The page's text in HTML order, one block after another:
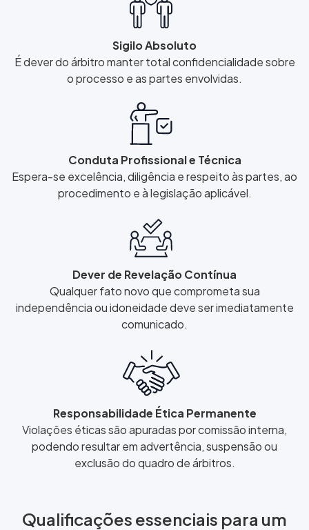
Sigilo Absoluto
É dever do árbitro manter total confidencialidade sobre
o processo e as partes envolvidas.
Conduta Profissional e Técnica
Espera-se excelência, diligência e respeito às partes, ao
procedimento e à legislação aplicável.
Dever de Revelação Contínua
Qualquer fato novo que comprometa sua
independência ou idoneidade deve ser imediatamente
comunicado.
Responsabilidade Ética Permanente
Violações éticas são apuradas por comissão interna,
podendo resultar em advertência, suspensão ou
exclusão do quadro de árbitros.
Qualificações essenciais para um